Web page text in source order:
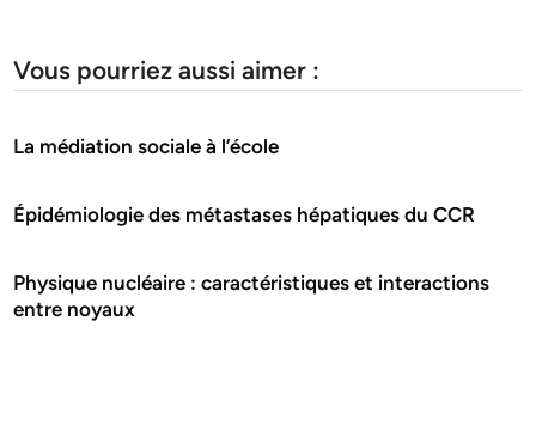
Vous pourriez aussi aimer :
La médiation sociale à l’école
Épidémiologie des métastases hépatiques du CCR
Physique nucléaire : caractéristiques et interactions
entre noyaux